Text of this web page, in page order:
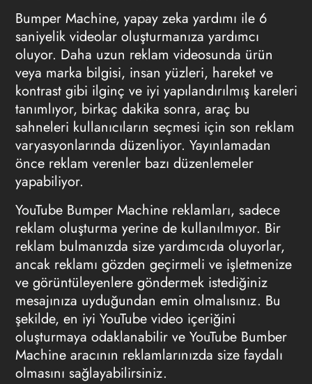
Bumper Machine, yapay zeka yardımı ile 6
saniyelik videolar oluşturmanıza yardımcı
oluyor. Daha uzun reklam videosunda ürün
veya marka bilgisi, insan yüzleri, hareket ve
kontrast gibi ilginç ve iyi yapılandırılmış kareleri
tanımlıyor, birkaç dakika sonra, araç bu
sahneleri kullanıcıların seçmesi için son reklam
varyasyonlarında düzenliyor. Yayınlamadan
önce reklam verenler bazı düzenlemeler
yapabiliyor.
YouTube Bumper Machine reklamları, sadece
reklam oluşturma yerine de kullanılmıyor. Bir
reklam bulmanızda size yardımcıda oluyorlar,
ancak reklamı gözden geçirmeli ve işletmenize
ve görüntüleyenlere göndermek istediğiniz
mesajınıza uyduğundan emin olmalısınız. Bu
şekilde, en iyi YouTube video içeriğini
oluşturmaya odaklanabilir ve YouTube Bumber
Machine aracının reklamlarınızda size faydalı
olmasını sağlayabilirsiniz.